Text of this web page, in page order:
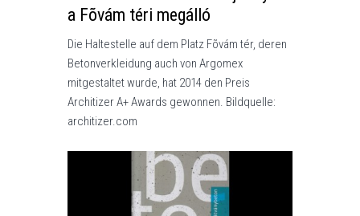
a Fõvám téri megálló
Die Haltestelle auf dem Platz Fõvám tér, deren
Betonverkleidung auch von Argomex
mitgestaltet wurde, hat 2014 den Preis
Architizer A+ Awards gewonnen. Bildquelle:
architizer.com